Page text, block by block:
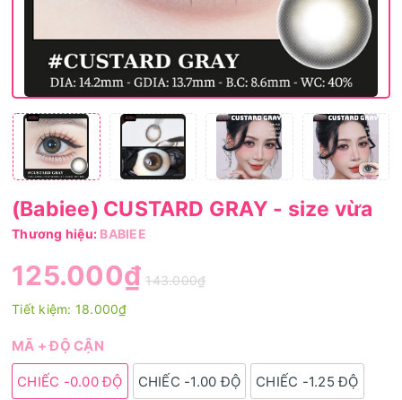
(Babiee) CUSTARD GRAY - size vừa
Thương hiệu: BABIEE
125.000₫ 143.000₫
Tiết kiệm: 18.000₫
MÃ + ĐỘ CẬN
CHIẾC -0.00 ĐỘ CHIẾC -1.00 ĐỘ CHIẾC -1.25 ĐỘ